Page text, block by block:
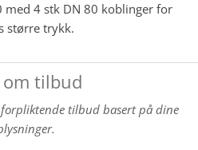
med 4 stk DN 80 koblinger for
større trykk.
om tilbud
tilbud basert på dine